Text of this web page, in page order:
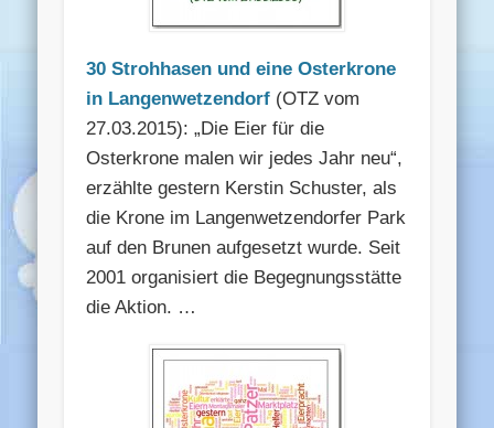
30 Strohhasen und eine Osterkrone
in Langenwetzendorf (OTZ vom
27.03.2015): „Die Eier für die
Osterkrone malen wir jedes Jahr neu“,
erzählte gestern Kerstin Schuster, als
die Krone im Langenwetzendorfer Park
auf den Brunen aufgesetzt wurde. Seit
2001 organisiert die Begegnungsstätte
die Aktion. …